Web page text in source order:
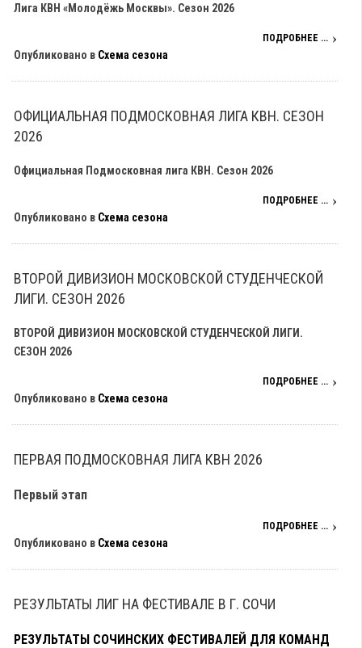
Лига КВН «Молодёжь Москвы». Сезон 2026
ПОДРОБНЕЕ ...
Опубликовано в Схема сезона
ОФИЦИАЛЬНАЯ ПОДМОСКОВНАЯ ЛИГА КВН. СЕЗОН
2026
Официальная Подмосковная лига КВН. Сезон 2026
ПОДРОБНЕЕ ...
Опубликовано в Схема сезона
ВТОРОЙ ДИВИЗИОН МОСКОВСКОЙ СТУДЕНЧЕСКОЙ
ЛИГИ. СЕЗОН 2026
ВТОРОЙ ДИВИЗИОН МОСКОВСКОЙ СТУДЕНЧЕСКОЙ ЛИГИ.
СЕЗОН 2026
ПОДРОБНЕЕ ...
Опубликовано в Схема сезона
ПЕРВАЯ ПОДМОСКОВНАЯ ЛИГА КВН 2026
Первый этап
ПОДРОБНЕЕ ...
Опубликовано в Схема сезона
РЕЗУЛЬТАТЫ ЛИГ НА ФЕСТИВАЛЕ В Г. СОЧИ
РЕЗУЛЬТАТЫ СОЧИНСКИХ ФЕСТИВАЛЕЙ ДЛЯ КОМАНД